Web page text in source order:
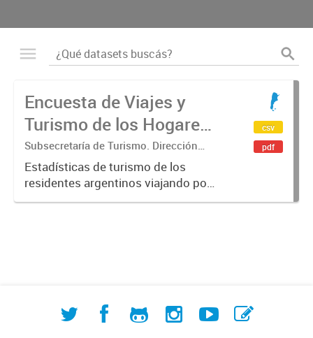
Encuesta de Viajes y
Turismo de los Hogares
(EVyTH)
Subsecretaría de Turismo. Dirección
Nacional de Mercados y Estadística
Estadísticas de turismo de los
residentes argentinos viajando por
Argentina en base a los datos de la
csv
pdf